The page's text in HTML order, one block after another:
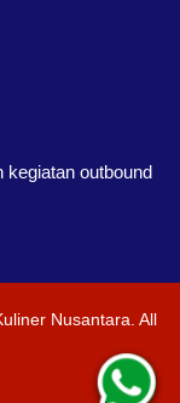
kegiatan outbound
Nusantara . All